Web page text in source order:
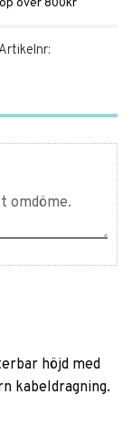
Artikelnr
höjd med
kabeldragning.